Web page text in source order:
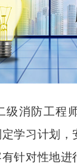
级消防工程
学习计划，
针对性地进